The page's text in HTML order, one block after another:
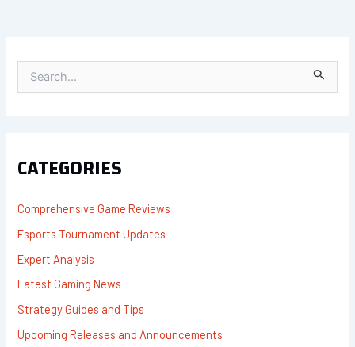
A
O
R
CATEGORIES
Comprehensive Game Reviews
Esports Tournament Updates
Expert Analysis
Latest Gaming News
Strategy Guides and Tips
Upcoming Releases and Announcements